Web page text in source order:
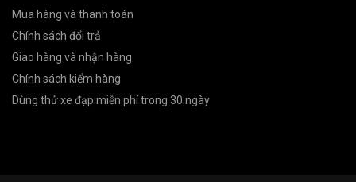
Mua hàng và thanh toán
Chính sách đổi trả
Giao hàng và nhận hàng
Chính sách kiểm hàng
Dùng thử xe đạp miễn phí trong 30 ngày